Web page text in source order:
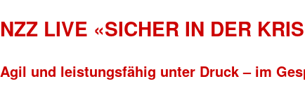
NZZ LIVE «SICHER IN DER
Agil und leistungsfähig unter Druck – im